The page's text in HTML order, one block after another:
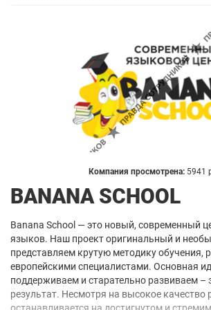
Компания просмотрена: 5941
BANANA SCHOOL
Banana School — это новый, современный
языков. Наш проект оригинальный и
представляем крутую методику обучения,
европейскими специалистами. Основная
поддерживаем и старательно развиваем –
результат. Несмотря на высокое